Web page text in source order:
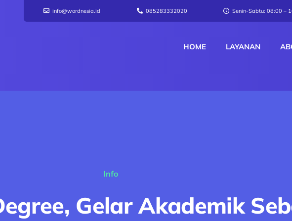
info@wordnesia.id 085283332020 Senin-Sabtu: 08:00 –
HOME LAYANAN
Info
Gelar Akademik